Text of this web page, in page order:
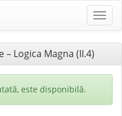
– Logica Magna (II.4)
este disponibilă.